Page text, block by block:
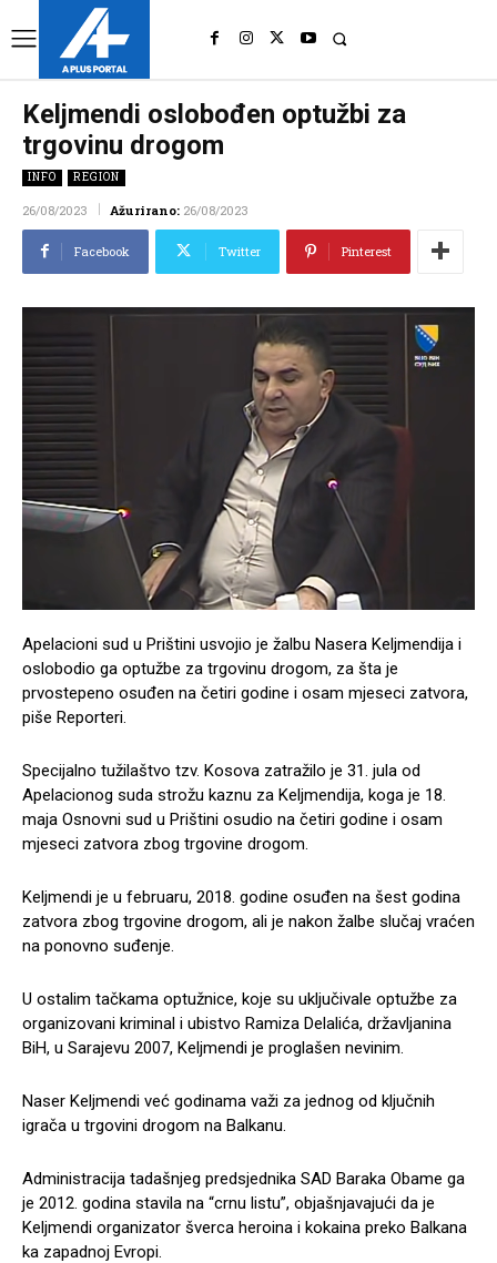
Keljmendi oslobođen optužbi za
trgovinu drogom
INFO REGION
26/08/2023 Ažurirano: 26/08/2023
Facebook Twitter Pinterest
Apelacioni sud u Prištini usvojio je žalbu Nasera Keljmendija i
oslobodio ga optužbe za trgovinu drogom, za šta je
prvostepeno osuđen na četiri godine i osam mjeseci zatvora,
piše Reporteri.
Specijalno tužilaštvo tzv. Kosova zatražilo je 31. jula od
Apelacionog suda strožu kaznu za Keljmendija, koga je 18.
maja Osnovni sud u Prištini osudio na četiri godine i osam
mjeseci zatvora zbog trgovine drogom.
Keljmendi je u februaru, 2018. godine osuđen na šest godina
zatvora zbog trgovine drogom, ali je nakon žalbe slučaj vraćen
na ponovno suđenje.
U ostalim tačkama optužnice, koje su uključivale optužbe za
organizovani kriminal i ubistvo Ramiza Delalića, državljanina
BiH, u Sarajevu 2007, Keljmendi je proglašen nevinim.
Naser Keljmendi već godinama važi za jednog od ključnih
igrača u trgovini drogom na Balkanu.
Administracija tadašnjeg predsjednika SAD Baraka Obame ga
je 2012. godina stavila na “crnu listu”, objašnjavajući da je
Keljmendi organizator šverca heroina i kokaina preko Balkana
ka zapadnoj Evropi.